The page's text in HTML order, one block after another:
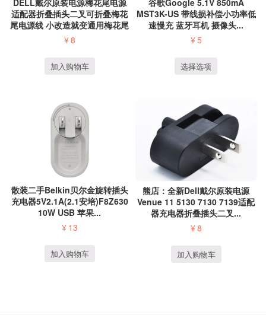
适配器折叠插头二叉可折叠梅花
尾电源线 小改造就变通用梅花尾
笔记本侧插直...
¥8
加入购物车
谷歌Google 5.1V 850mA
MST3K-US 带线损补偿小功率低
速慢充 蓝牙耳机 摄像头...
¥5
选择选项
散装二手Belkin贝尔金旋转插头
充电器5V2.1A(2.1安培)F8Z630
10W USB 苹果...
¥ 13
加入购物车
熊店：全新Dell戴尔原装电源
Venue 11 5130 7130 7139适配
器充电器折叠插头二叉...
¥8
加入购物车